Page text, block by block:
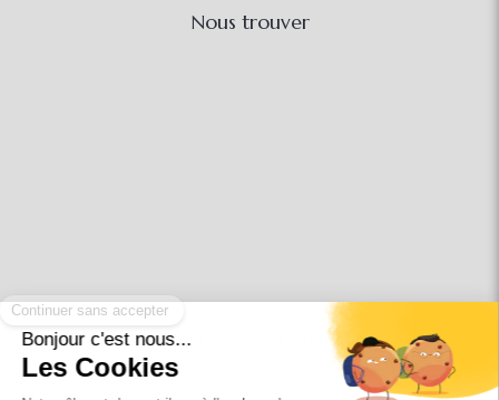
Nous trouver
Conditions Générales Utilisation